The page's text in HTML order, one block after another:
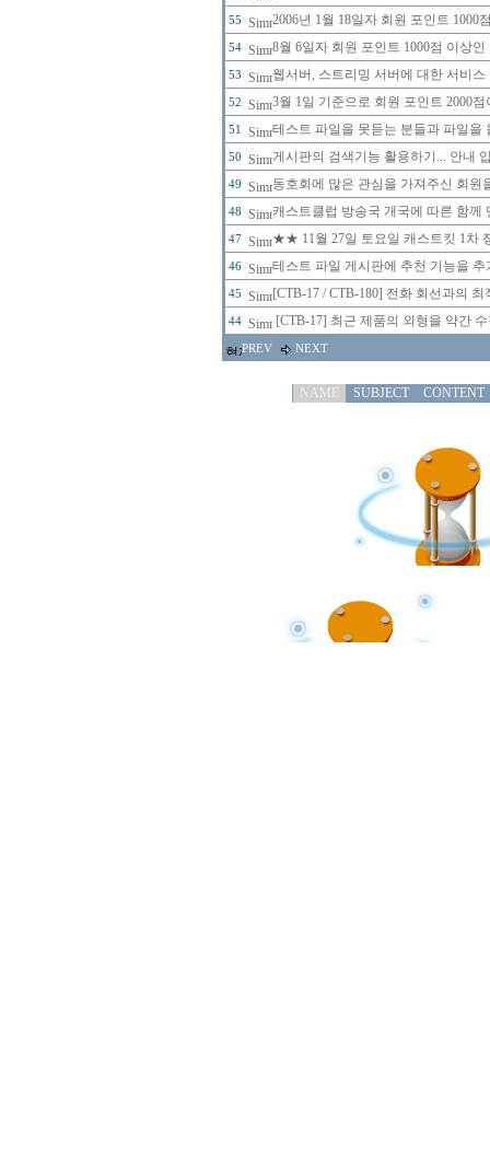
55 2006년 1월 18일자 회원 포인트
54 8월 6일자 회원 포인트 1000점 이상
53 웹서버, 스트리밍 서버에 대한 서비
52 3월 1일 기준으로 회원 포인트 2000
51 테스트 파일을 못듣는 분들과 파일
50 게시판의 검색기능 활용하기... 안내
49 동호회에 많은 관심을 가져주신 회
48 캐스트클럽 방송국 개국에 따른 함
47 ★★ 11월 27일 토요일 캐스트킷 1
46 테스트 파일 게시판에 추천 기능을
45 [CTB-17 / CTB-180] 전화 회선과의
44 [CTB-17] 최근 제품의 외형을 약간
PREV NEXT